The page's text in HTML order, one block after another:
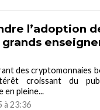
l’adoption
grands
des cryptomonnaies
croissant du
en pleine...
à 23:36